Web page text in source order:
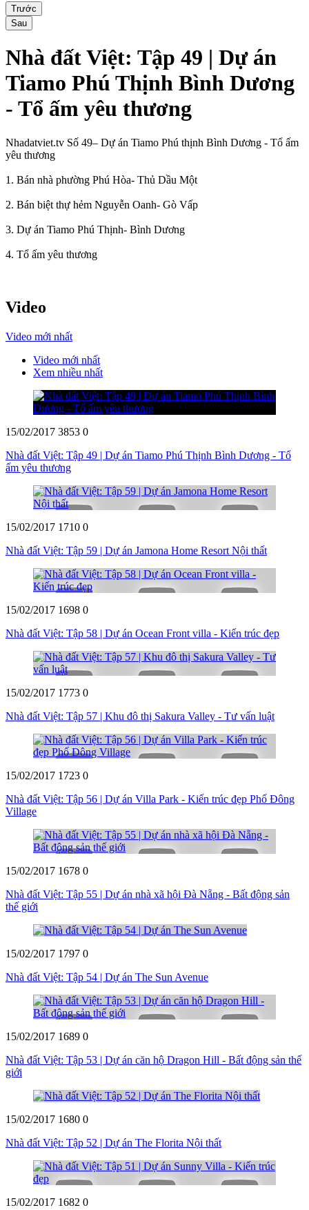
Trước
Sau
Nhà đất Việt: Tập 49 | Dự án
Tiamo Phú Thịnh Bình Dương
- Tổ ấm yêu thương
Nhadatviet.tv Số 49– Dự án Tiamo Phú thịnh Bình Dương - Tổ ấm
yêu thương
1. Bán nhà phường Phú Hòa- Thủ Dầu Một
2. Bán biệt thự hẻm Nguyễn Oanh- Gò Vấp
3. Dự án Tiamo Phú Thịnh- Bình Dương
4. Tổ ấm yêu thương
Video
Video mới nhất
Video mới nhất
Xem nhiều nhất
15/02/2017 3853 0
Nhà đất Việt: Tập 49 | Dự án Tiamo Phú Thịnh Bình Dương - Tổ
ấm yêu thương
15/02/2017 1710 0
Nhà đất Việt: Tập 59 | Dự án Jamona Home Resort Nội thất
15/02/2017 1698 0
Nhà đất Việt: Tập 58 | Dự án Ocean Front villa - Kiến trúc đẹp
15/02/2017 1773 0
Nhà đất Việt: Tập 57 | Khu đô thị Sakura Valley - Tư vấn luật
15/02/2017 1723 0
Nhà đất Việt: Tập 56 | Dự án Villa Park - Kiến trúc đẹp Phố Đông
Village
15/02/2017 1678 0
Nhà đất Việt: Tập 55 | Dự án nhà xã hội Đà Nẵng - Bất động sản
thế giới
15/02/2017 1797 0
Nhà đất Việt: Tập 54 | Dự án The Sun Avenue
15/02/2017 1689 0
Nhà đất Việt: Tập 53 | Dự án căn hộ Dragon Hill - Bất động sản thế
giới
15/02/2017 1680 0
Nhà đất Việt: Tập 52 | Dự án The Florita Nội thất
15/02/2017 1682 0